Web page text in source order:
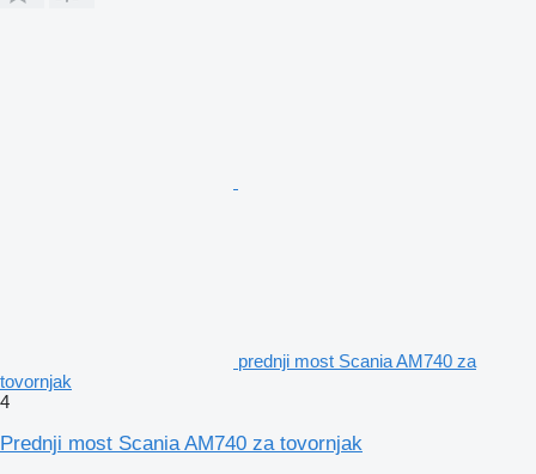
prednji most Scania AM740 za
tovornjak
4
Prednji most Scania AM740 za tovornjak